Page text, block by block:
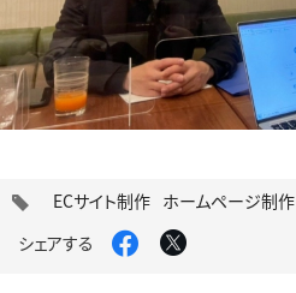
タ
ECサイト制作 ホームページ制作
シェアする
Facebook
X